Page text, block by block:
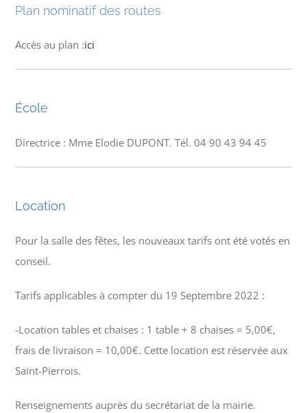
Plan nominatif des routes
Accès au plan :ici
École
Directrice : Mme Elodie DUPONT. Tél. 04 90 43 94 45
Location
Pour la salle des fêtes, les nouveaux tarifs ont été votés en
conseil.
Tarifs applicables à compter du 19 Septembre 2022 :
-Location tables et chaises : 1 table + 8 chaises = 5,00€,
frais de livraison = 10,00€. Cette location est réservée aux
Saint-Pierrois.
Renseignements auprès du secrétariat de la mairie.